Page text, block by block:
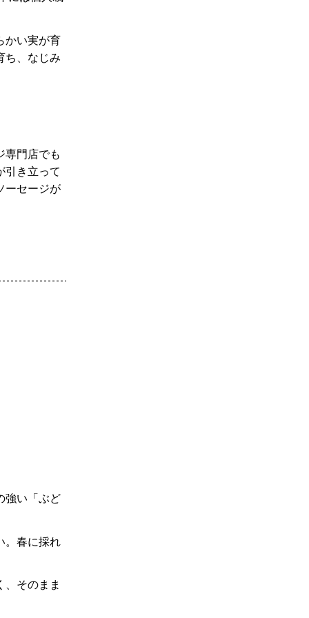
かい実が育
ち、なじみ
専門店でも
引き立って
ーセージが
強い「ぶど
。春に採れ
、そのまま